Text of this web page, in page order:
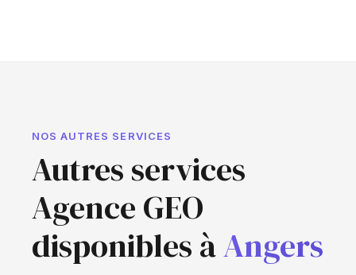
NOS AUTRES SERVICES
Autres services
Agence GEO
disponibles àAngers